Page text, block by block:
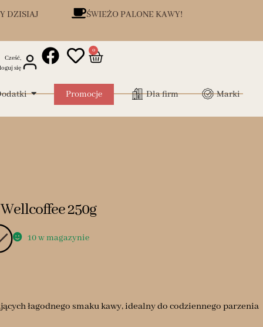
DZISIAJ ŚWIEŻO PALONE KAWY!
Cześć,
się
0
Promocje Dla firm Marki
250g
10 w magazynie
łagodnego smaku kawy, idealny do codziennego parzenia